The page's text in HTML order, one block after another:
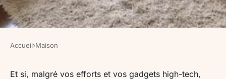
Accueil›Maison
Et si, malgré vos efforts et vos gadgets high-tech,